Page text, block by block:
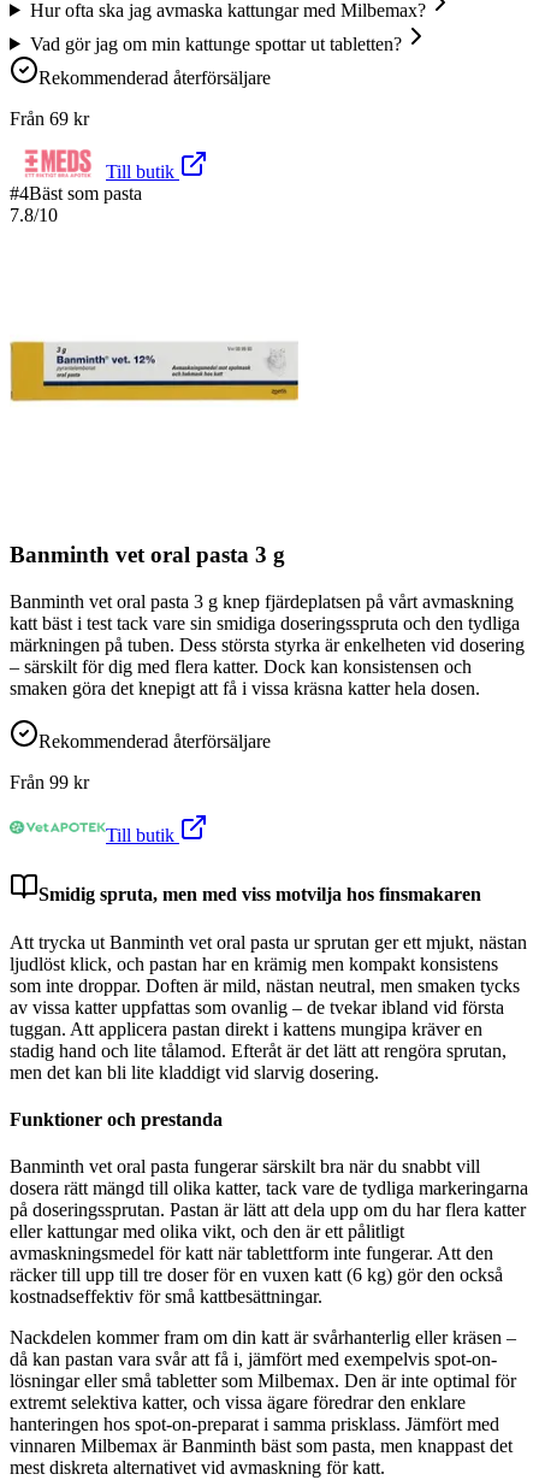
Hur ofta ska jag avmaska kattungar med Milbemax?
Vad gör jag om min kattunge spottar ut tabletten?
Rekommenderad återförsäljare
Från 69 kr
Till butik
#4Bäst som pasta
7.8/10
Banminth vet oral pasta 3 g
Banminth vet oral pasta 3 g knep fjärdeplatsen på vårt avmaskning
katt bäst i test tack vare sin smidiga doseringsspruta och den tydliga
märkningen på tuben. Dess största styrka är enkelheten vid dosering
– särskilt för dig med flera katter. Dock kan konsistensen och
smaken göra det knepigt att få i vissa kräsna katter hela dosen.
Rekommenderad återförsäljare
Från 99 kr
Till butik
Smidig spruta, men med viss motvilja hos finsmakaren
Att trycka ut Banminth vet oral pasta ur sprutan ger ett mjukt, nästan
ljudlöst klick, och pastan har en krämig men kompakt konsistens
som inte droppar. Doften är mild, nästan neutral, men smaken tycks
av vissa katter uppfattas som ovanlig – de tvekar ibland vid första
tuggan. Att applicera pastan direkt i kattens mungipa kräver en
stadig hand och lite tålamod. Efteråt är det lätt att rengöra sprutan,
men det kan bli lite kladdigt vid slarvig dosering.
Funktioner och prestanda
Banminth vet oral pasta fungerar särskilt bra när du snabbt vill
dosera rätt mängd till olika katter, tack vare de tydliga markeringarna
på doseringssprutan. Pastan är lätt att dela upp om du har flera katter
eller kattungar med olika vikt, och den är ett pålitligt
avmaskningsmedel för katt när tablettform inte fungerar. Att den
räcker till upp till tre doser för en vuxen katt (6 kg) gör den också
kostnadseffektiv för små kattbesättningar.
Nackdelen kommer fram om din katt är svårhanterlig eller kräsen –
då kan pastan vara svår att få i, jämfört med exempelvis spot-on-
lösningar eller små tabletter som Milbemax. Den är inte optimal för
extremt selektiva katter, och vissa ägare föredrar den enklare
hanteringen hos spot-on-preparat i samma prisklass. Jämfört med
vinnaren Milbemax är Banminth bäst som pasta, men knappast det
mest diskreta alternativet vid avmaskning för katt.